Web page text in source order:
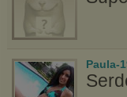
Paula-